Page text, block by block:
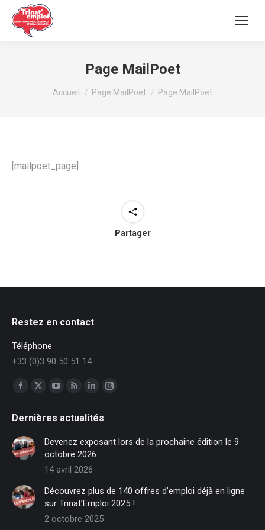
Page MailPoet
Vous êtes ici :
Accueil Page MailPoet Page MailPoet
[mailpoet_page]
Partager
Restez en contact
Téléphone
+33 (0)3 90 50 51 14
Trouvez nous sur :
Facebook
opens
in
new
window
X
opens
new
window
opens
in
new
window
opens
in
new
window
LinkedIn
opens
in
new
window
Instagram
in
Dernières actualités
Devenez exposant lors de la prochaine édition le 9
octobre 2026
14 avril 2026
Découvrez plus de 140 offres d’emploi déjà en ligne
sur Trinat’Emploi 2025 !
2 octobre 2025